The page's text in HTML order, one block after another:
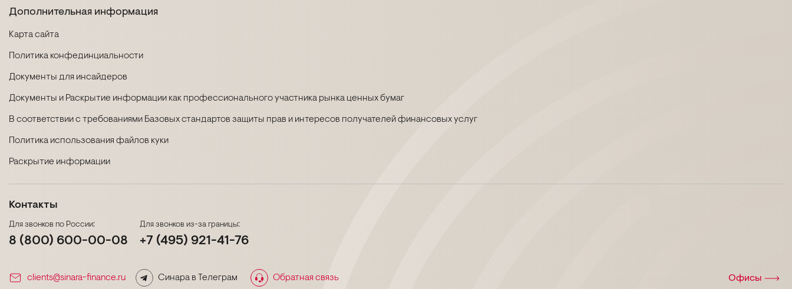
Дополнительная информация
Карта сайта
Политика конфединциальности
Документы для инсайдеров
Документы и Раскрытие информации как профессионального участника рынка ценных бумаг
В соответствии с требованиями Базовых стандартов защиты прав и интересов получателей финансовых услуг
Политика использования файлов куки
Раскрытие информации
Контакты
clients@sinara-finance.ru Синара в Телеграм Обратная связь
Для звонков по России:
8 (800) 600-00-08
Для звонков из-за границы:
+7 (495) 921-41-76
Офисы